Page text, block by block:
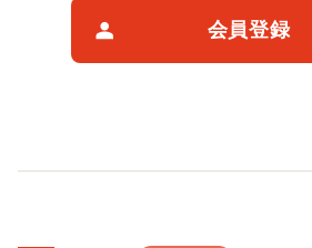
会員登録